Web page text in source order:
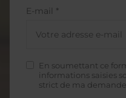
E-mail *
En soumettant ce
informations saisies
strict de ma